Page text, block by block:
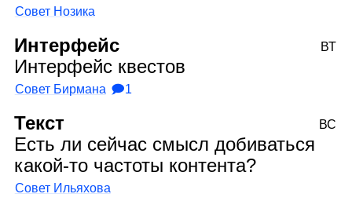
Совет Нозика
Интерфейс
Интерфейс квестов
Совет Бирмана 🗩1
ВТ
Текст
Есть ли сейчас смысл добиваться
какой‑то частоты контента?
Совет Ильяхова
ВС